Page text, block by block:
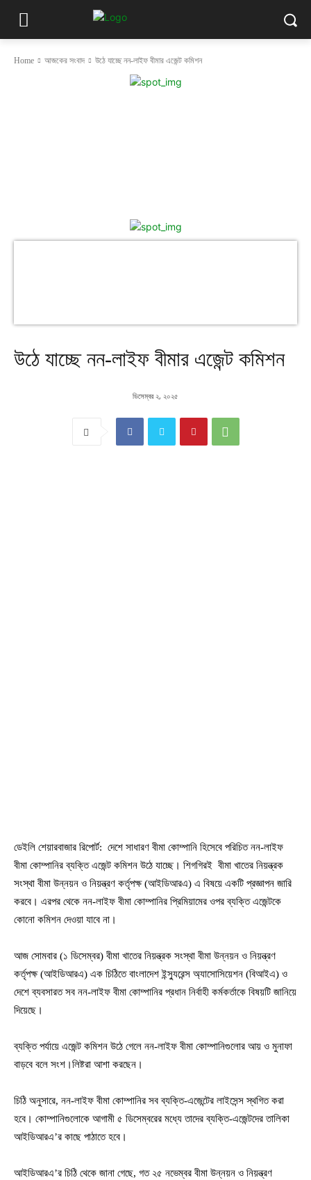
Home আজকের সংবাদ উঠে যাচ্ছে নন-লাইফ বীমার এজেন্ট কমিশন
উঠে যাচ্ছে নন-লাইফ বীমার এজেন্ট কমিশন
ডিসেম্বর ২, ২০২৫
ডেইলি শেয়ারবাজার রিপোর্ট: দেশে সাধারণ বীমা কোম্পানি হিসেবে পরিচিত নন-লাইফ
বীমা কোম্পানির ব্যক্তি এজেন্ট কমিশন উঠে যাচ্ছে। শিগগিরই বীমা খাতের নিয়ন্ত্রক
সংস্থা বীমা উন্নয়ন ও নিয়ন্ত্রণ কর্তৃপক্ষ (আইডিআরএ) এ বিষয়ে একটি প্রজ্ঞাপন জারি
করবে। এরপর থেকে নন-লাইফ বীমা কোম্পানির প্রিমিয়ামের ওপর ব্যক্তি এজেন্টকে
কোনো কমিশন দেওয়া যাবে না।
আজ সোমবার (১ ডিসেম্বর) বীমা খাতের নিয়ন্ত্রক সংস্থা বীমা উন্নয়ন ও নিয়ন্ত্রণ
কর্তৃপক্ষ (আইডিআরএ) এক চিঠিতে বাংলাদেশ ইন্স্যুরেন্স অ্যাসোসিয়েশন (বিআইএ) ও
দেশে ব্যবসারত সব নন-লাইফ বীমা কোম্পানির প্রধান নির্বাহী কর্মকর্তাকে বিষয়টি জানিয়ে
দিয়েছে।
ব্যক্তি পর্যায়ে এজেন্ট কমিশন উঠে গেলে নন-লাইফ বীমা কোম্পানিগুলোর আয় ও মুনাফা
বাড়বে বলে সংশ।লিষ্টরা আশা করছেন।
চিঠি অনুসারে, নন-লাইফ বীমা কোম্পানির সব ব্যক্তি-এজেন্টের লাইসেন্স স্থগিত করা
হবে। কোম্পানিগুলোকে আগামী ৫ ডিসেম্বরের মধ্যে তাদের ব্যক্তি-এজেন্টদের তালিকা
আইডিআরএ’র কাছে পাঠাতে হবে।
আইডিআরএ’র চিঠি থেকে জানা গেছে, গত ২৫ নভেম্বর বীমা উন্নয়ন ও নিয়ন্ত্রণ